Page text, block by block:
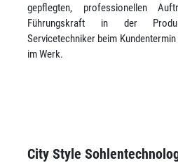
gepflegten, professionellen
Führungskraft in der
Servicetechniker beim
im Werk.
City Style